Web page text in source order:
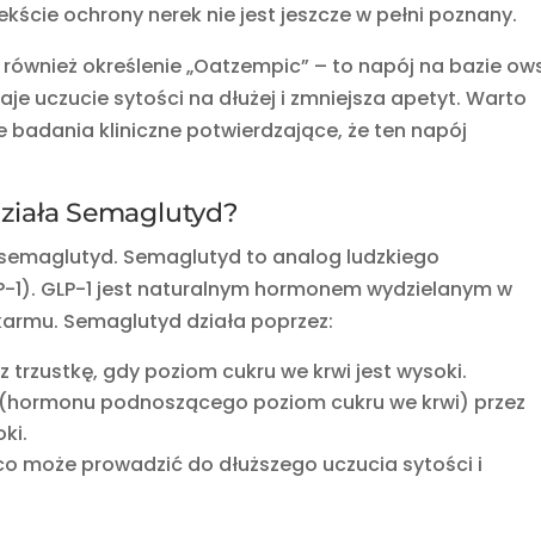
ochrony nerek nie jest jeszcze w pełni poznany.
określenie „Oatzempic” – to napój na bazie
uczucie sytości na dłużej i zmniejsza apetyt. Warto
badania kliniczne potwierdzające, że ten napój
Semaglutyd?
Semaglutyd to analog ludzkiego
GLP-1 jest naturalnym hormonem wydzielanym w
Semaglutyd działa poprzez:
trzustkę, gdy poziom cukru we krwi jest wysoki.
podnoszącego poziom cukru we krwi) przez
może prowadzić do dłuższego uczucia sytości i